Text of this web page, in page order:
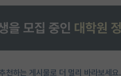
천하는 게시물로 더 멀리 바라보세요.